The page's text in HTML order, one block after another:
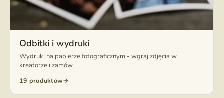
Odbitki i wydruki
Wydruki na papierze fotograficznym - wgraj zdjęcia w
kreatorze i zamów.
19 produktów→